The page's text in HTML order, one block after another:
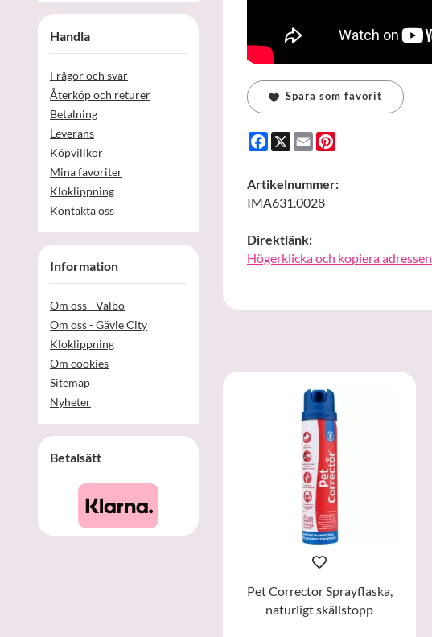
Handla
Frågor och svar
Återköp och returer
Betalning
Leverans
Köpvillkor
Mina favoriter
Kloklippning
Kontakta oss
Information
Om oss - Valbo
Om oss - Gävle City
Kloklippning
Om cookies
Sitemap
Nyheter
Betalsätt
Spara som favorit
Facebook
X Email
Artikelnummer:
IMA631.0028
Direktlänk:
Högerklicka och kopiera adressen
Pet Corrector Sprayflaska,
naturligt skällstopp